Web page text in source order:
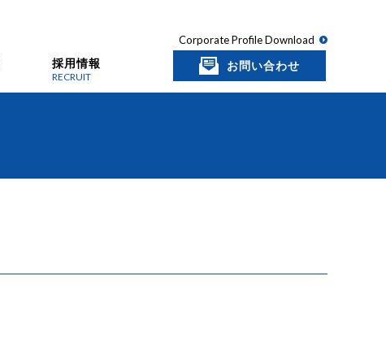
Corporate Profile Download
お問い合わせ
採用情報
RECRUIT